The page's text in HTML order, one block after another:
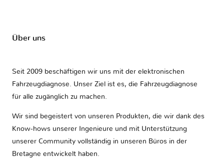
Über uns
Seit 2009 beschäftigen wir uns mit der elektronischen
Fahrzeugdiagnose. Unser Ziel ist es, die Fahrzeugdiagnose
für alle zugänglich zu machen.
Wir sind begeistert von unseren Produkten, die wir dank des
Know-hows unserer Ingenieure und mit Unterstützung
unserer Community vollständig in unseren Büros in der
Bretagne entwickelt haben.